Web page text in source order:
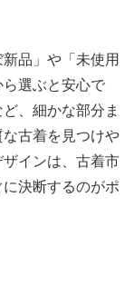
品」や「未使用
選ぶと安心で
、細かな部分ま
古着を見つけや
インは、古着市
決断するのがポ